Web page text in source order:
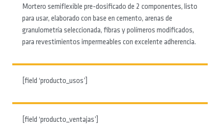
Mortero semiflexible pre-dosificado de 2 componentes, listo
para usar, elaborado con base en cemento, arenas de
granulometría seleccionada, fibras y polímeros modificados,
para revestimientos impermeables con excelente adherencia.
[field ‘producto_usos’]
[field ‘producto_ventajas’]